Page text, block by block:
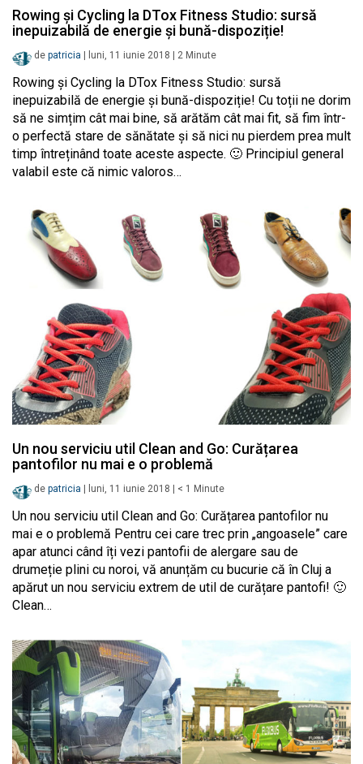
Rowing și Cycling la DTox Fitness Studio: sursă
inepuizabilă de energie și bună-dispoziție!
de patricia luni, 11 iunie 2018 2 Minute
Rowing și Cycling la DTox Fitness Studio: sursă
inepuizabilă de energie și bună-dispoziție! Cu toții ne dorim
să ne simțim cât mai bine, să arătăm cât mai fit, să fim într-
o perfectă stare de sănătate și să nici nu pierdem prea mult
timp întreținând toate aceste aspecte. 🙂 Principiul general
valabil este că nimic valoros…
Un nou serviciu util Clean and Go: Curățarea
pantofilor nu mai e o problemă
de patricia luni, 11 iunie 2018 < 1 Minute
Un nou serviciu util Clean and Go: Curățarea pantofilor nu
mai e o problemă Pentru cei care trec prin „angoasele” care
apar atunci când îți vezi pantofii de alergare sau de
drumeție plini cu noroi, vă anunțăm cu bucurie că în Cluj a
apărut un nou serviciu extrem de util de curățare pantofi! 🙂
Clean…